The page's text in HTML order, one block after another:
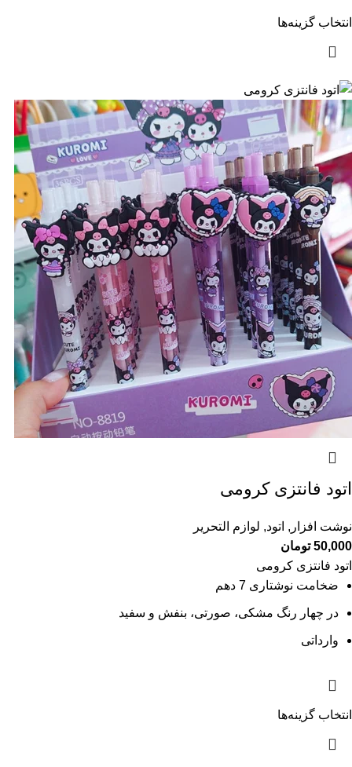
انتخاب گزینه‌ها
اتود فانتزی کرومی
نوشت افزار , اتود, لوازم التحریر
50,000 تومان
اتود فانتزی کرومی
ضخامت نوشتاری 7 دهم
در چهار رنگ مشکی، صورتی، بنفش و سفید
وارداتی
انتخاب گزینه‌ها